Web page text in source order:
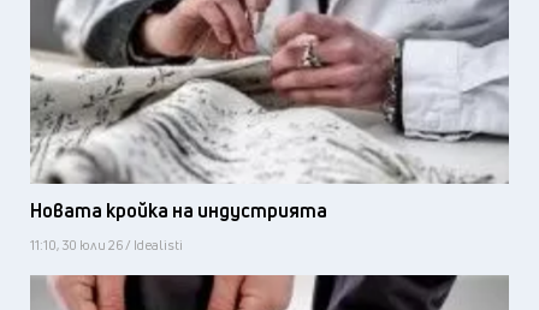
Новата кройка на индустрията
11:10, 30 юли 26 / Idealisti